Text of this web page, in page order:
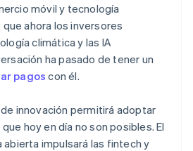
móvil y tecnología
ahora los inversores
climática y las IA
ha pasado de tener un
pagos con él.
innovación permitirá adoptar
hoy en día no son posibles. El
abierta impulsará las fintech y